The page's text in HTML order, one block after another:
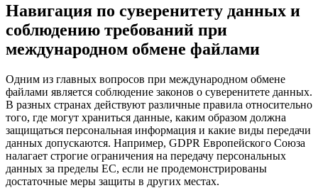
Навигация по суверенитету данных и
соблюдению требований при
международном обмене файлами
Одним из главных вопросов при международном обмене
файлами является соблюдение законов о суверенитете данных.
В разных странах действуют различные правила относительно
того, где могут храниться данные, каким образом должна
защищаться персональная информация и какие виды передачи
данных допускаются. Например, GDPR Европейского Союза
налагает строгие ограничения на передачу персональных
данных за пределы ЕС, если не продемонстрированы
достаточные меры защиты в других местах.